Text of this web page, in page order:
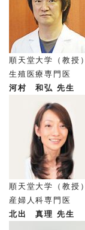
順天堂大学（教授）
生殖医療専門医
河村 和弘 先生
順天堂大学（教授）
産婦人科専門医
北出 真理 先生